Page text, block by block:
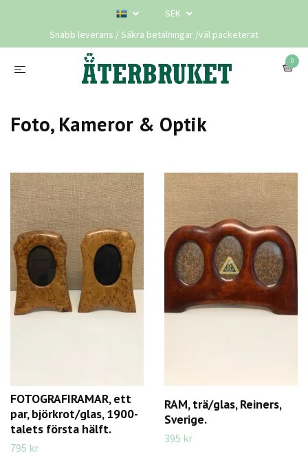
SEK
Snabb leverans / Säkra betalningar /väl packeterat
0
Foto, Kameror & Optik
FOTOGRAFIRAMAR, ett
par, björkrot/glas, 1900-
talets första hälft.
795 kr
RAM, trä/glas, Reiners,
Sverige.
395 kr